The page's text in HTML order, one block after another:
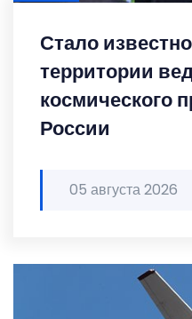
Стало
территории
космического
России
05 августа 2026